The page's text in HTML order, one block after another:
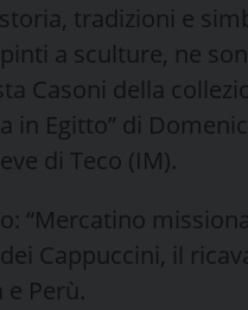
tradizioni e
a sculture, ne
Casoni della
in Egitto” di
di Teco (IM).
“Mercatino
Cappuccini, il
Perù.